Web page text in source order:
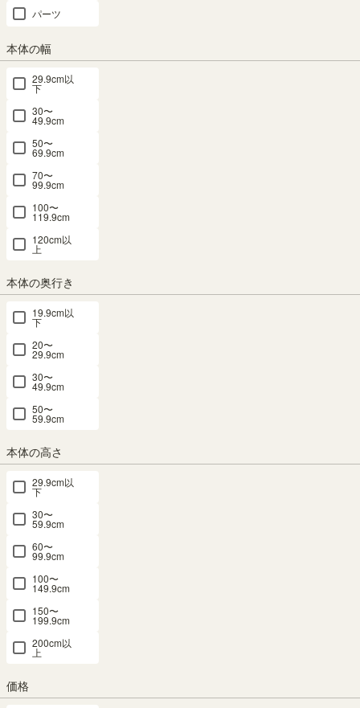
パーツ
本体の幅
29.9cm以
下
30〜
49.9cm
50〜
69.9cm
70〜
99.9cm
100〜
119.9cm
120cm以
上
本体の奥行き
19.9cm以
下
20〜
29.9cm
30〜
49.9cm
50〜
59.9cm
本体の高さ
29.9cm以
下
30〜
59.9cm
60〜
99.9cm
100〜
149.9cm
150〜
199.9cm
200cm以
上
価格
キッズ用スツール おもちゃ箱 幅40cm 高
さ23cm ナチュラルブラウン スタッキン
グ可 子供 収納 キッズ収納 おもちゃ収納
マミハピ MHP-2040SNA
マミハピ：MHP-2040S-NA
当店限定商品
メルマガ or LINE登録で5%OFFクーポン進呈中！
→登録はこちらから
¥ 4,980
カラー
組立サービス
この商品は組立サービスをご利用いただけません。
最短お届け予定日